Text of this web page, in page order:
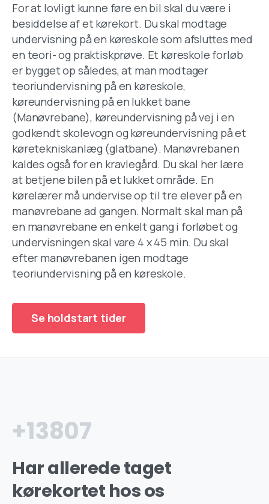
For at lovligt kunne føre en bil skal du være i
besiddelse af et kørekort. Du skal modtage
undervisning på en køreskole som afsluttes med
en teori- og praktiskprøve. Et køreskole forløb
er bygget op således, at man modtager
teoriundervisning på en køreskole,
køreundervisning på en lukket bane
(Manøvrebane), køreundervisning på vej i en
godkendt skolevogn og køreundervisning på et
køretekniskanlæg (glatbane). Manøvrebanen
kaldes også for en kravlegård. Du skal her lære
at betjene bilen på et lukket område. En
kørelærer må undervise op til tre elever på en
manøvrebane ad gangen. Normalt skal man på
en manøvrebane en enkelt gang i forløbet og
undervisningen skal vare 4 x 45 min. Du skal
efter manøvrebanen igen modtage
teoriundervisning på en køreskole.
Se holdstart tider
+15000
Haralleredetaget
kørekortet hosos